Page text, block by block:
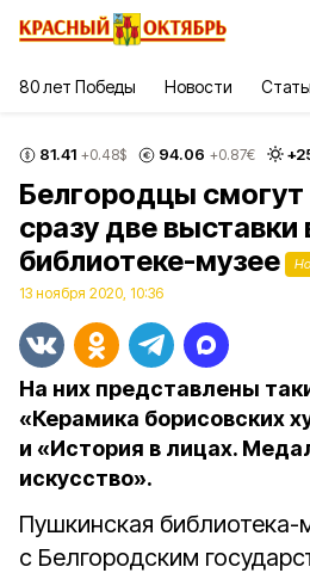
80 лет Победы Новости
81.41 +0.48$ 94.06 +0.87€ +
Белгородцы смогут
сразу две
библиотеке-музее
13 ноября 2020, 10:36
На них представлены
«Керамика борисовских
и «История в лицах.
искусство».
Пушкинская библиотека-
с Белгородским